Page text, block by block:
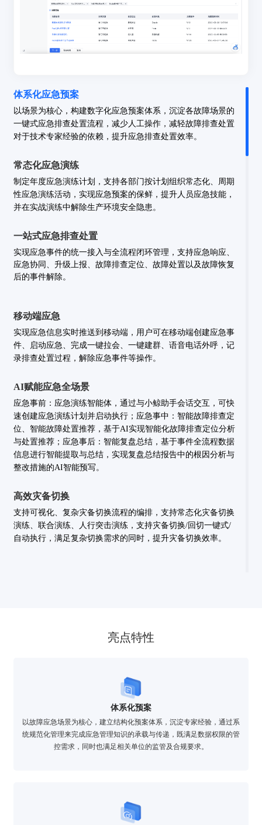
体系化应急预案
以场景为核心，构建数字化应急预案体系，沉淀各故障场景的
一键式应急排查处置流程，减少人工操作，减轻故障排查处置
对于技术专家经验的依赖，提升应急排查处置效率。
常态化应急演练
制定年度应急演练计划，支持各部门按计划组织常态化、周期
性应急演练活动，实现应急预案的保鲜，提升人员应急技能，
并在实战演练中解除生产环境安全隐患。
一站式应急排查处置
实现应急事件的统一接入与全流程闭环管理，支持应急响应、
应急协同、升级上报、故障排查定位、故障处置以及故障恢复
后的事件解除。
移动端应急
实现应急信息实时推送到移动端，用户可在移动端创建应急事
件、启动应急、完成一键拉会、一键建群、语音电话外呼，记
录排查处置过程，解除应急事件等操作。
AI赋能应急全场景
应急事前：应急演练智能体，通过与小鲸助手会话交互，可快
速创建应急演练计划并启动执行；应急事中：智能故障排查定
位、智能故障处置推荐，基于AI实现智能化故障排查定位分析
与处置推荐；应急事后：智能复盘总结，基于事件全流程数据
信息进行智能提取与总结，实现复盘总结报告中的根因分析与
整改措施的AI智能预写。
高效灾备切换
支持可视化、复杂灾备切换流程的编排，支持常态化灾备切换
演练、联合演练、人行突击演练，支持灾备切换/回切一键式/
自动执行，满足复杂切换需求的同时，提升灾备切换效率。
亮点特性
体系化预案
以故障应急场景为核心，建立结构化预案体系，沉淀专家经验，通过系
统规范化管理来完成应急管理知识的承载与传递，既满足数据权限的管
控需求，同时也满足相关单位的监管及合规要求。